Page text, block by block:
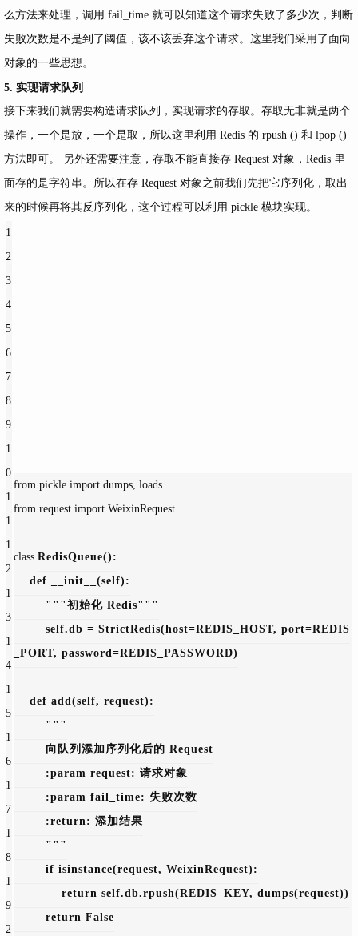
么方法来处理，调用 fail_time 就可以知道这个请求失败了多少次，判断
失败次数是不是到了阈值，该不该丢弃这个请求。这里我们采用了面向
对象的一些思想。
5. 实现请求队列
接下来我们就需要构造请求队列，实现请求的存取。存取无非就是两个
操作，一个是放，一个是取，所以这里利用 Redis 的 rpush () 和 lpop ()
方法即可。 另外还需要注意，存取不能直接存 Request 对象，Redis 里
面存的是字符串。所以在存 Request 对象之前我们先把它序列化，取出
来的时候再将其反序列化，这个过程可以利用 pickle 模块实现。
1
2
3
4
5
6
7
8
9
1
0
1
1
1
2
1
3
1
4
1
5
1
6
1
7
1
8
1
9
2
from pickle import dumps, loads
from request import WeixinRequest
class RedisQueue():
def
__init__ (self):
"""初始化 Redis"""
_PORT, password=REDIS_PASSWORD)
def add (self, request):
"""
        向队列添加序列化后的 Request
        :param request: 请求对象
        :param fail_time: 失败次数
        :return: 添加结果
        """
if isinstance(request, WeixinRequest):
return self.db.rpush(REDIS_KEY, dumps(request))
return False